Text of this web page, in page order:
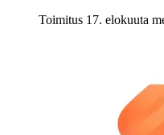
Toimitus 17. elokuuta